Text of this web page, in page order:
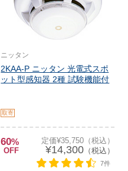
ニッタン
2KAA-P ニッタン 光電式スポ
ット型感知器 2種 試験機能付
取寄
60%
OFF
定価¥35,750（税込）
¥14,300（税込）
7件